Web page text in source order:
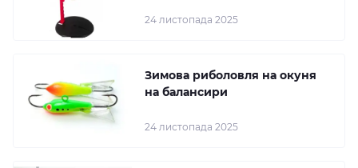
24 листопада 2025
24 листопада 2025
Зимова риболовля на окуня
на балансири